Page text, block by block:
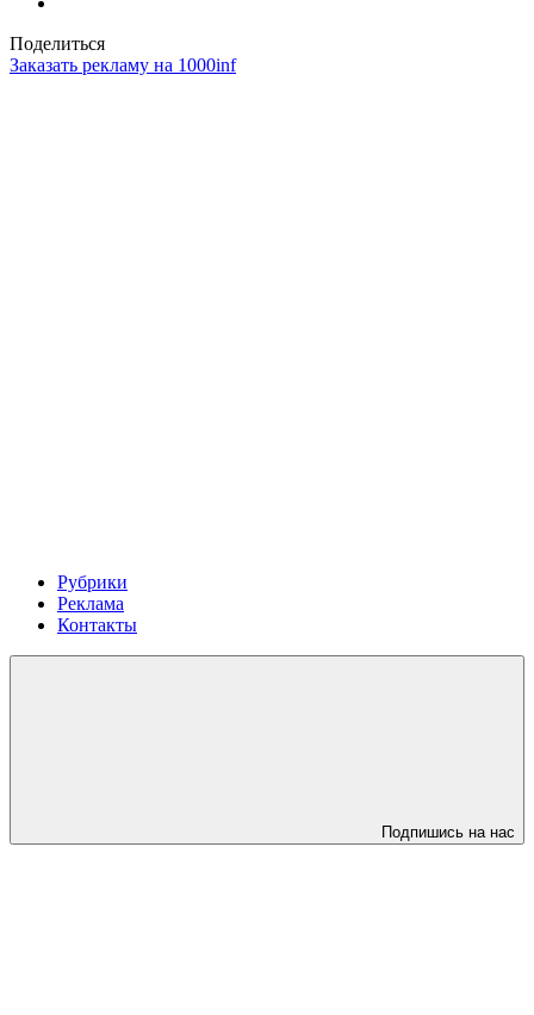
Поделиться
Заказать рекламу на 1000inf
Рубрики
Реклама
Контакты
Подпишись на нас